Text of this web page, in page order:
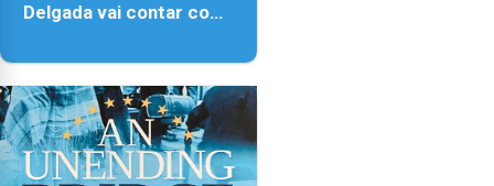
Delgada vai contar com